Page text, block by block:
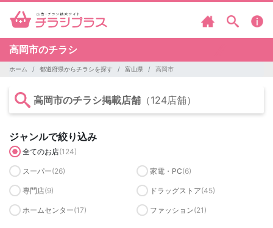
高岡市のチラシ
ホーム 都道府県からチラシを探す 富山県 高岡市
高岡市のチラシ掲載店舗 （124店舗）
ジャンルで絞り込み
全てのお店(124)
スーパー(26) 家電・PC(6)
専門店(9) ドラッグストア(45)
ホームセンター(17) ファッション(21)